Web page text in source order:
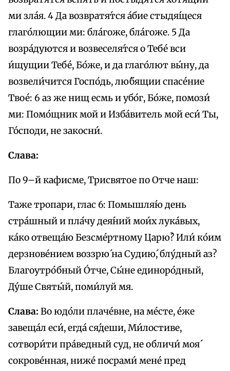
ми зла́я. 4 Да возвратя́тся а́бие стыдя́щеся
глаго́лющии ми: бла́гоже, бла́гоже. 5 Да
возра́дуются и возвеселя́тся о Тебе́ вси
и́щущии Тебе́, Бо́же, и да глаго́лют вы́ну, да
возвели́чится Госпо́дь, лю́бящии спасе́ние
Твое́: 6 аз же нищ есмь и убо́г, Бо́же, помози́
ми: Помо́щник мой и Изба́витель мой еси́ Ты,
Го́споди, не закосни́.
Слава:
По 9–й кафисме, Трисвятое по Отче наш:
Таже тропари, глас 6: Помышля́ю день
стра́шный и пла́чу дея́ний мои́х лука́вых,
ка́ко отвеща́ю Безсме́ртному Царю́? Или́ ко́им
дерзнове́нием воззрю́ на Судию́, блу́дный аз?
Благоутро́бный О́тче, Сы́не единоро́дный,
Ду́ше Святы́й, поми́луй мя.
Слава: Во юдо́ли плаче́вне, на ме́сте, е́же
завеща́л еси́, егда́ ся́деши, Ми́лостиве,
сотвори́ти пра́ведный суд, не обличи́ моя́
сокрове́нная, ниже́ посрами́ мене́ пред